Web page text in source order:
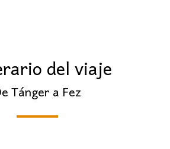
del viaje
Tánger a Fez